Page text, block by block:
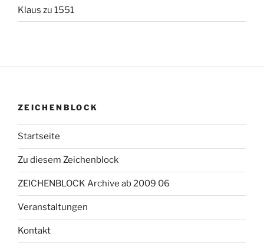
Klaus zu 1551
ZEICHENBLOCK
Startseite
Zu diesem Zeichenblock
ZEICHENBLOCK Archive ab 2009 06
Veranstaltungen
Kontakt